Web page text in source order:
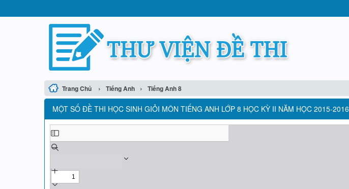
Trang Chủ › Tiếng Anh › Tiếng Anh 8
MỘT SỐ ĐỀ THI HỌC SINH GIỎI MÔN TIẾNG ANH LỚP 8 HỌC KỲ II NĂM HỌC 2015-2016